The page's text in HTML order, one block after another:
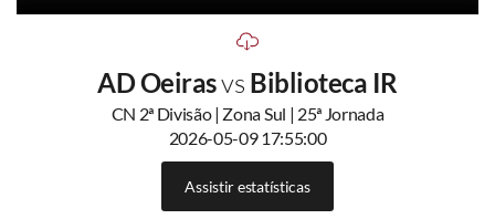
AD Oeirasvs Biblioteca IR
CN 2ª Divisão | Zona Sul | 25ª Jornada
2026-05-09 17:55:00
Assistir estatísticas